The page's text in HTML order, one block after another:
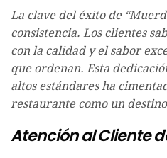
La clave del éxito de
consistencia. Los clientes
con la calidad y el sabor
que ordenan. Esta
altos estándares ha
restaurante como un
Atención al Cliente